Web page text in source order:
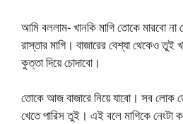
আমি বললাম- খানকি মাগি তোকে মারবো
রাস্তার মাগি। বাজারের বেশ্যা থেকেও
কুত্তা দিয়ে চোদাবো।
তোকে আজ বাজারে নিয়ে যাবো। সব লোক
খেতে পারিস তুই। এই বলে মাগিকে নেংটা